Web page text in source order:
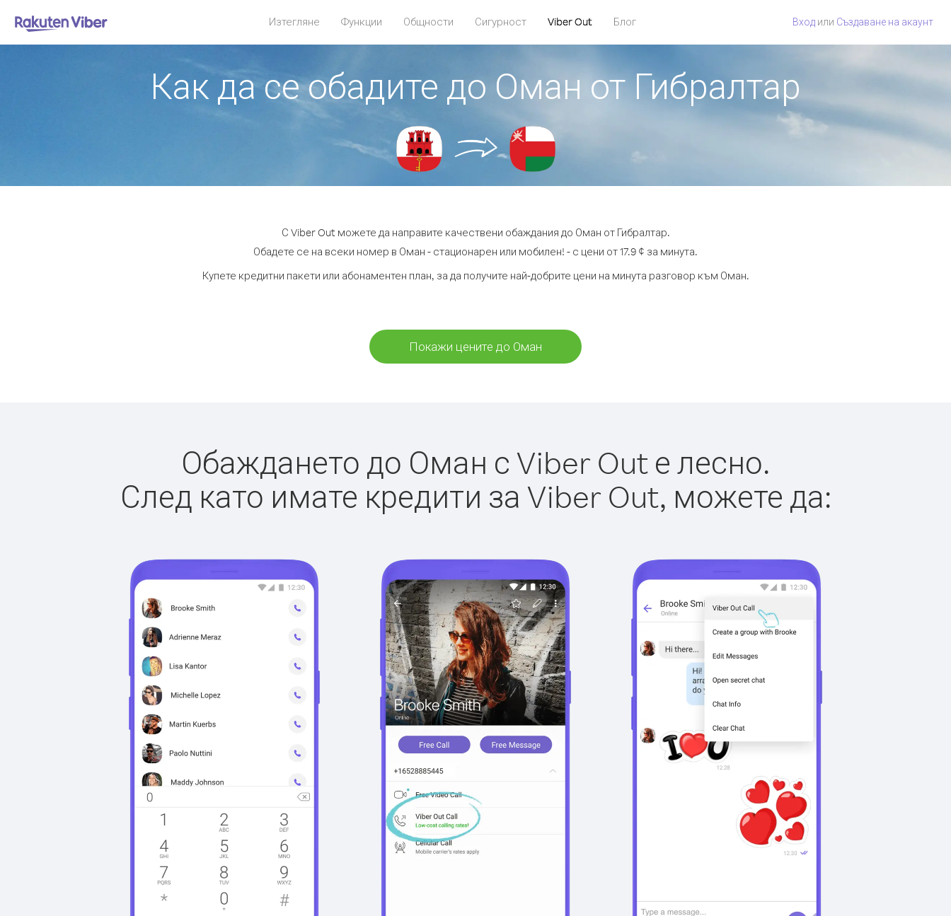
Изтегляне Функции Общности Сигурност Viber Out Блог Вход или Създаване на акаунт
Как да се обадите до Оман от Гибралтар
С Viber Out можете да направите качествени обаждания до Оман от Гибралтар.
Обадете се на всеки номер в Оман - стационарен или мобилен! - с цени от 17.9 ¢ за минута.
Купете кредитни пакети или абонаментен план, за да получите най-добрите цени на минута разговор към Оман.
Покажи цените до Оман
Обаждането до Оман с Viber Out е лесно.
След като имате кредити за Viber Out, можете да: